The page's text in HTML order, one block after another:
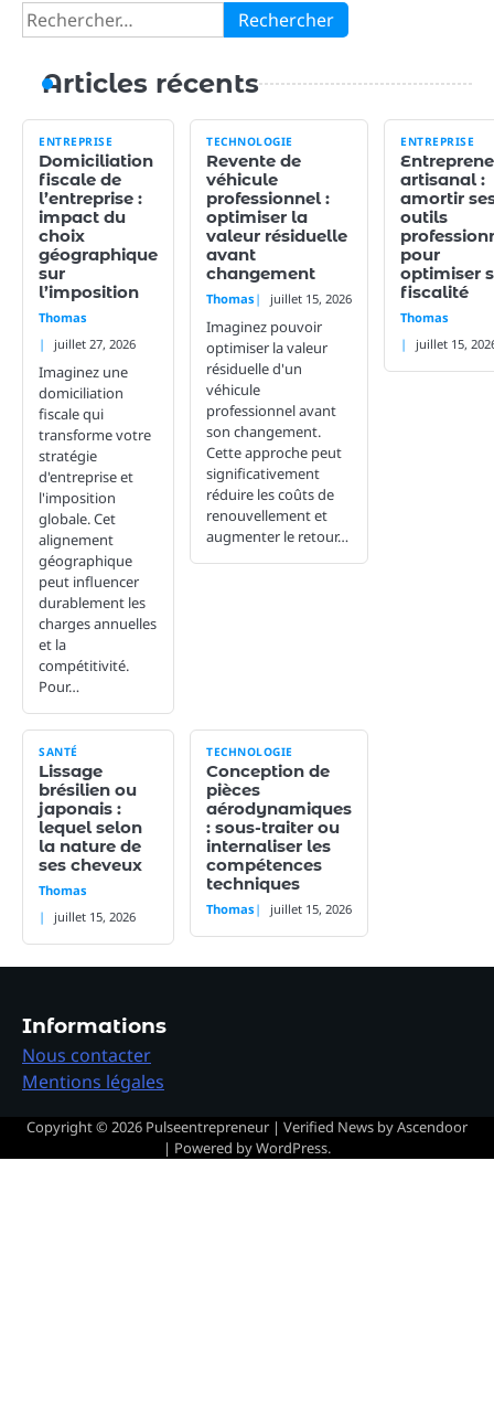
Rechercher :
Articles récents
ENTREPRISE
Domiciliation
fiscale de
l’entreprise :
impact du
choix
géographique
sur
l’imposition
Thomas
juillet 27, 2026
Imaginez une
domiciliation
fiscale qui
transforme votre
stratégie
d'entreprise et
l'imposition
globale. Cet
alignement
géographique
peut influencer
durablement les
charges annuelles
et la
compétitivité.
Pour…
TECHNOLOGIE
Revente de
véhicule
professionnel :
optimiser la
valeur résiduelle
avant
changement
Thomas juillet 15, 2026
Imaginez pouvoir
optimiser la valeur
résiduelle d'un
véhicule
professionnel avant
son changement.
Cette approche peut
significativement
réduire les coûts de
renouvellement et
augmenter le retour…
ENTREPRISE
artisanal :
amortir
outils
pour
optimiser
fiscalité
Thomas
juillet 15,
SANTÉ
Lissage
brésilien ou
japonais :
lequel selon
la nature de
ses cheveux
Thomas
juillet 15, 2026
TECHNOLOGIE
Conception de
pièces
aérodynamiques
: sous-traiter ou
internaliser les
compétences
techniques
Thomas juillet 15, 2026
Informations
Nous contacter
Mentions légales
Copyright © 2026 Pulseentrepreneur | Verified News byAscendoor
| Powered byWordPress.